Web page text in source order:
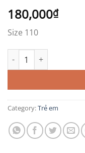
180,000₫
Size 110
EB31 quantity
Category:Trẻ em